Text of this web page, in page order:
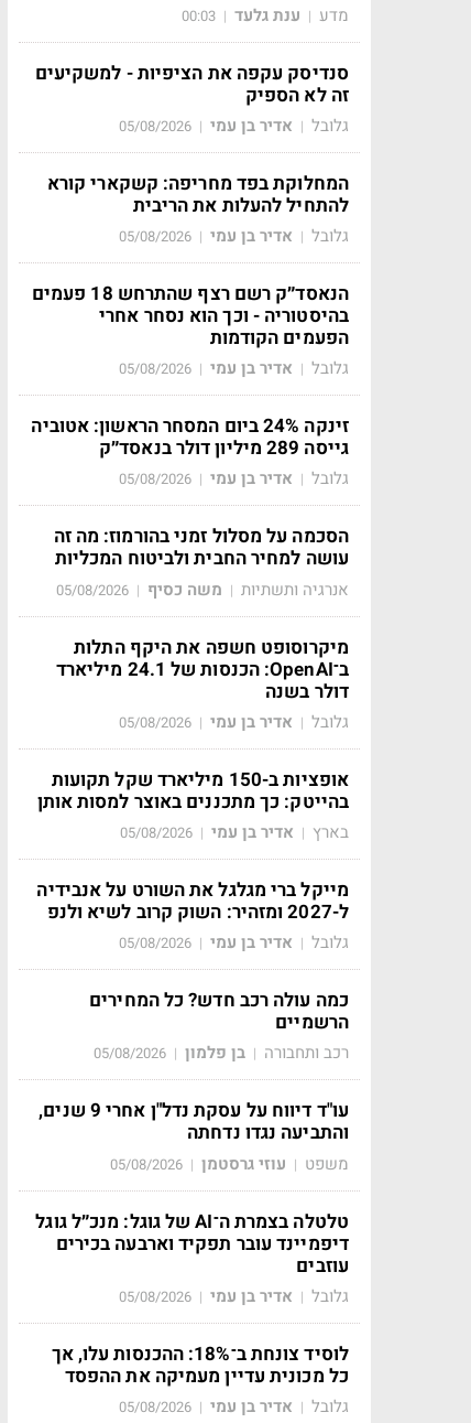
מדע | ענת גלעד |
00:03
סנדיסק עקפה את הציפיות - למשקיעים
זה לא הספיק
גלובל | אדיר בן עמי |
05/08/2026
המחלוקת בפד מחריפה: קשקארי קורא
להתחיל להעלות את הריבית
גלובל | אדיר בן עמי |
05/08/2026
הנאסד״ק רשם רצף שהתרחש 18 פעמים
בהיסטוריה - וכך הוא נסחר אחרי
הפעמים הקודמות
גלובל | אדיר בן עמי |
05/08/2026
זינקה 24% ביום המסחר הראשון: אטוביה
גייסה 289 מיליון דולר בנאסד״ק
גלובל | אדיר בן עמי |
05/08/2026
הסכמה על מסלול זמני בהורמוז: מה זה
עושה למחיר החבית ולביטוח המכליות
אנרגיה ותשתיות | משה כסיף |
05/08/2026
מיקרוסופט חשפה את היקף התלות
ב־OpenAI: הכנסות של 24.1 מיליארד
דולר בשנה
גלובל | אדיר בן עמי |
05/08/2026
אופציות ב-150 מיליארד שקל תקועות
בהייטק: כך מתכננים באוצר למסות אותן
בארץ | אדיר בן עמי |
05/08/2026
מייקל ברי מגלגל את השורט על אנבידיה
ל-2027 ומזהיר: השוק קרוב לשיא ולנפ
גלובל | אדיר בן עמי |
05/08/2026
כמה עולה רכב חדש? כל המחירים
הרשמיים
רכב ותחבורה | בן פלמון |
05/08/2026
עו"ד דיווח על עסקת נדל"ן אחרי 9 שנים,
והתביעה נגדו נדחתה
משפט | עוזי גרסטמן |
05/08/2026
טלטלה בצמרת ה־AI של גוגל: מנכ״ל גוגל
דיפמיינד עובר תפקיד וארבעה בכירים
עוזבים
גלובל | אדיר בן עמי |
05/08/2026
לוסיד צונחת ב־18%: ההכנסות עלו, אך
כל מכונית עדיין מעמיקה את ההפסד
גלובל | אדיר בן עמי |
05/08/2026